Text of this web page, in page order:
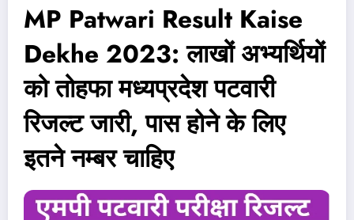
MP Patwari Result Kaise
Dekhe 2023: लाखों अभ्यर्थियों
को तोहफा मध्यप्रदेश पटवारी
रिजल्ट जारी, पास होने के लिए
इतने नम्बर चाहिए